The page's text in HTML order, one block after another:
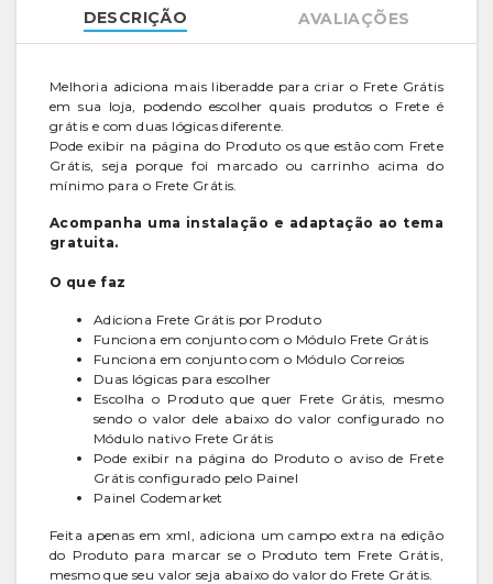
DESCRIÇÃO AVALIAÇÕES
Melhoria adiciona mais liberadde para criar o Frete Grátis
em sua loja, podendo escolher quais produtos o Frete é
grátis e com duas lógicas diferente.
Pode exibir na página do Produto os que estão com Frete
Grátis, seja porque foi marcado ou carrinho acima do
mínimo para o Frete Grátis.
Acompanha uma instalação e adaptação ao tema
gratuita.
O que faz
Adiciona Frete Grátis por Produto
Funciona em conjunto com o Módulo Frete Grátis
Funciona em conjunto com o Módulo Correios
Duas lógicas para escolher
Escolha o Produto que quer Frete Grátis, mesmo
sendo o valor dele abaixo do valor configurado no
Módulo nativo Frete Grátis
Pode exibir na página do Produto o aviso de Frete
Grátis configurado pelo Painel
Painel Codemarket
Feita apenas em xml, adiciona um campo extra na edição
do Produto para marcar se o Produto tem Frete Grátis,
mesmo que seu valor seja abaixo do valor do Frete Grátis.